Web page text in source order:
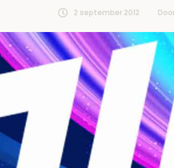
2 september 2012